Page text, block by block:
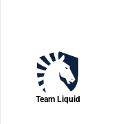
Team Liquid